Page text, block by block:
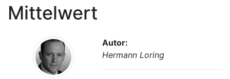
Mittelwert
Autor:
Hermann Loring